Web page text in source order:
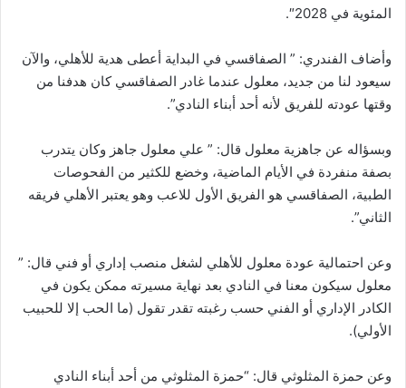
المئوية في 2028″.
وأضاف الفندري: ” الصفاقسي في البداية أعطى هدية للأهلي، والآن
سيعود لنا من جديد، معلول عندما غادر الصفاقسي كان هدفنا من
وقتها عودته للفريق لأنه أحد أبناء النادي”.
وبسؤاله عن جاهزية معلول قال: ” علي معلول جاهز وكان يتدرب
بصفة منفردة في الأيام الماضية، وخضع للكثير من الفحوصات
الطبية، الصفاقسي هو الفريق الأول للاعب وهو يعتبر الأهلي فريقه
الثاني”.
وعن احتمالية عودة معلول للأهلي لشغل منصب إداري أو فني قال: ”
معلول سيكون معنا في النادي بعد نهاية مسيرته ممكن يكون في
الكادر الإداري أو الفني حسب رغبته تقدر تقول (ما الحب إلا للحبيب
الأولي).
وعن حمزة المثلوثي قال: “حمزة المثلوثي من أحد أبناء النادي